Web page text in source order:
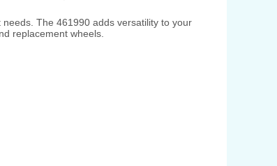
The 461990 adds versatility to your
replacement wheels.